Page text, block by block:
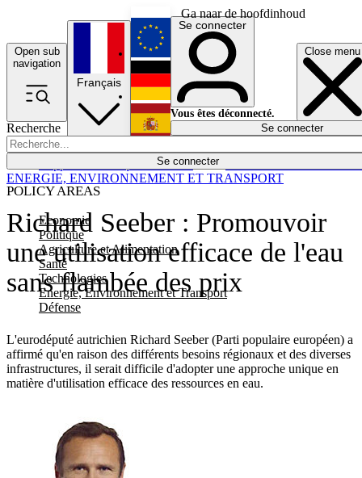
Ga naar de hoofdinhoud
Open sub
navigation
Close menu
Recherche
Se connecter
POLICY AREAS
Economie
Politique
Agriculture et Alimentation
Santé
Technologies
Energie, Environnement et Transport
Défense
Économie
Français
English
Deutsch
Español
Se connecter
Vous êtes déconnecté.
Se connecter
Richard Seeber : Promouvoir
une utilisation efficace de l'eau
sans flambée des prix
L'eurodéputé autrichien Richard Seeber (Parti populaire européen) a
affirmé qu'en raison des différents besoins régionaux et des diverses
infrastructures, il serait difficile d'adopter une approche unique en
matière d'utilisation efficace des ressources en eau.
ENERGIE, ENVIRONNEMENT ET TRANSPORT